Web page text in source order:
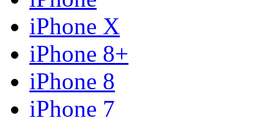
iPhone X
iPhone 8+
iPhone 8
iPhone 7